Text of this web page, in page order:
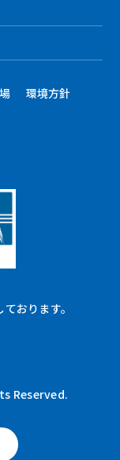
環境方針
おります。
Reserved.